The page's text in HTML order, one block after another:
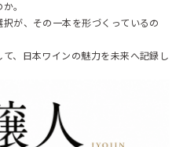
。
が、その一本を形づくっているの
、日本ワインの魅力を未来へ記録し